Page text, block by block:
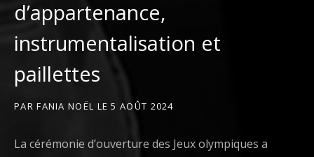
d’appartenance,
instrumentalisation et
paillettes
PARFANIA NOËL LE 5 AOÛT 2024
La cérémonie d’ouverture des Jeux olympiques a